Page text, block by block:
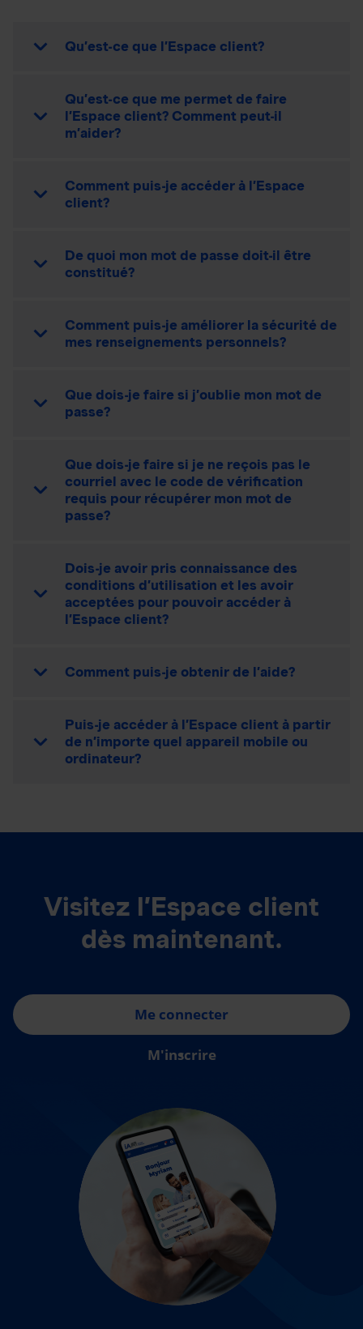
Qu’est-ce que l’Espace client?
Qu’est-ce que me permet de faire
l’Espace client? Comment peut-il
m’aider?
Comment puis-je accéder à l’Espace
client?
De quoi mon mot de passe doit-il être
constitué?
Comment puis-je améliorer la sécurité de
mes renseignements personnels?
Que dois-je faire si j’oublie mon mot de
passe?
Que dois-je faire si je ne reçois pas le
courriel avec le code de vérification
requis pour récupérer mon mot de
passe?
Dois-je avoir pris connaissance des
conditions d’utilisation et les avoir
acceptées pour pouvoir accéder à
l’Espace client?
Comment puis-je obtenir de l’aide?
Puis-je accéder à l’Espace client à partir
de n’importe quel appareil mobile ou
ordinateur?
Visitez l’Espace client
dès maintenant.
Me connecter
M'inscrire